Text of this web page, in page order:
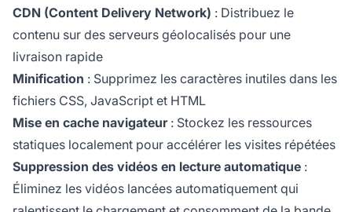
CDN (Content Delivery Network) : Distribuez le
contenu sur des serveurs géolocalisés pour une
livraison rapide
Minification : Supprimez les caractères inutiles dans les
fichiers CSS, JavaScript et HTML
Mise en cache navigateur: Stockez les ressources
statiques localement pour accélérer les visites répétées
Suppression des vidéos en lecture automatique :
Éliminez les vidéos lancées automatiquement qui